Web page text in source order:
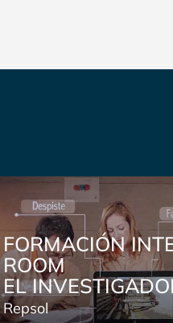
FORMACIÓN
ROOM
EL
Repsol